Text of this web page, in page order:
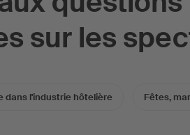
sur les
dans l'industrie hôtelière Fêtes,